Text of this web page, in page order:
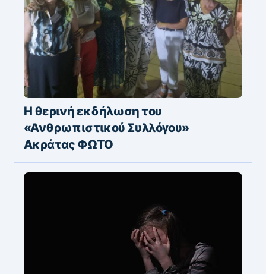
Η θερινή εκδήλωση του
«Ανθρωπιστικού Συλλόγου»
Ακράτας ΦΩΤΟ